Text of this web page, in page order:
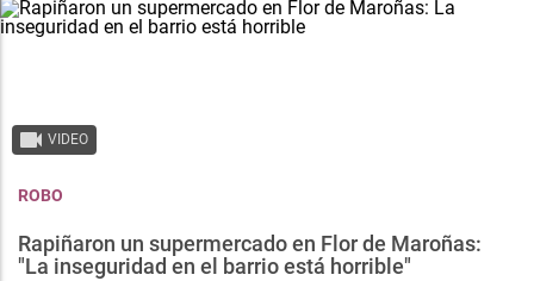
VIDEO
ROBO
Rapiñaron un supermercado en Flor de Maroñas:
"La inseguridad en el barrio está horrible"